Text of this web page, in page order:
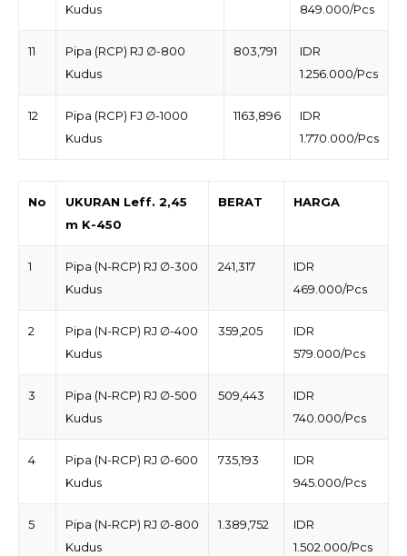
Kudus
849.000/Pcs
11
Pipa (RCP) RJ ∅-800
Kudus
803,791
IDR
1.256.000/Pcs
12
Pipa (RCP) FJ ∅-1000
Kudus
1163,896
IDR
1.770.000/Pcs
No
UKURAN Leff. 2,45
m K-450
BERAT HARGA
1
Pipa (N-RCP) RJ ∅-300
Kudus
241,317
IDR
469.000/Pcs
2
Pipa (N-RCP) RJ ∅-400
Kudus
359,205
IDR
579.000/Pcs
3
Pipa (N-RCP) RJ ∅-500
Kudus
509,443
IDR
740.000/Pcs
4
Pipa (N-RCP) RJ ∅-600
Kudus
735,193
IDR
945.000/Pcs
5
Pipa (N-RCP) RJ ∅-800
Kudus
1.389,752
IDR
1.502.000/Pcs